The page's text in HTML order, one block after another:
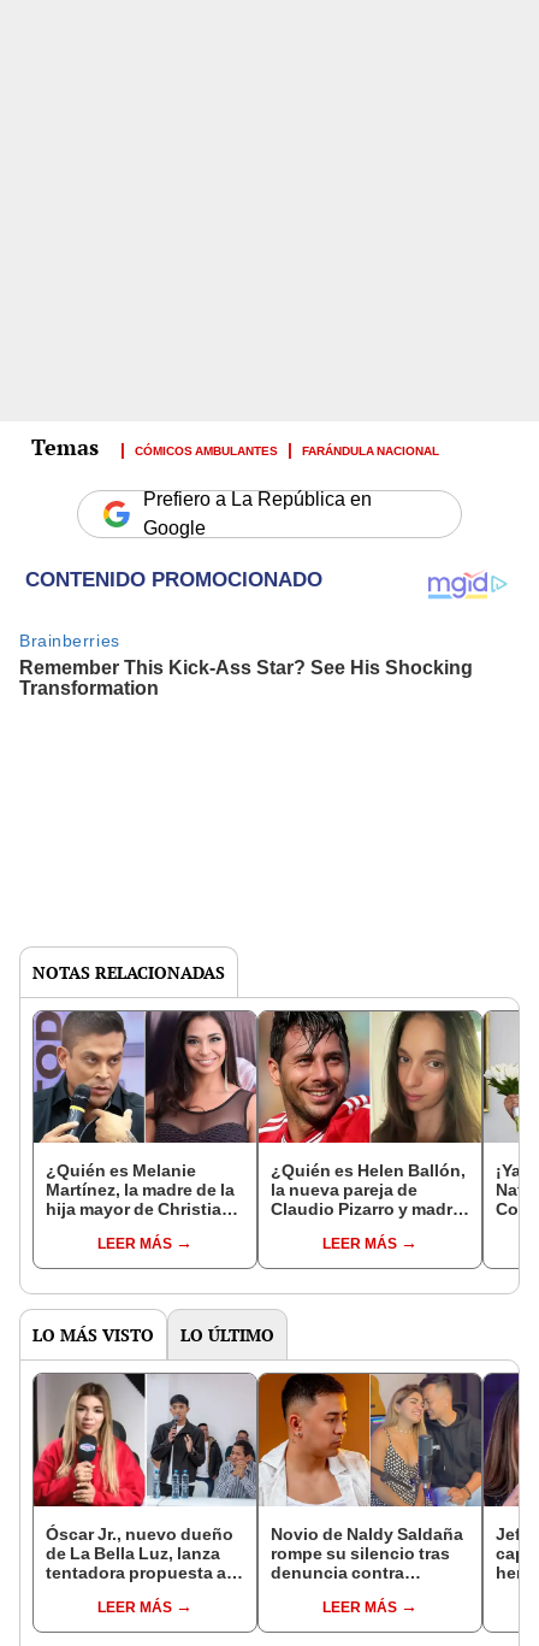
CÓMICOS AMBULANTES FARÁNDULA NACIONAL
Prefiero a La República en
Google
NOTAS RELACIONADAS
¿Quién es Melanie
Martínez, la madre de la
hija mayor de Christian
cantante la denunció?
LEER MÁS
¿Quién es Helen Ballón,
la nueva pareja de
Claudio Pizarro y madre
LEER MÁS
¡Ya
LO MÁS VISTO LO ÚLTIMO
Óscar Jr., nuevo dueño
de La Bella Luz, lanza
tentadora propuesta a
denuncia por
tocamientos: “Va a
LEER MÁS
Novio de Naldy Saldaña
rompe su silencio tras
denuncia contra
Luz: "Tiene todo mi
apoyo"
LEER MÁS